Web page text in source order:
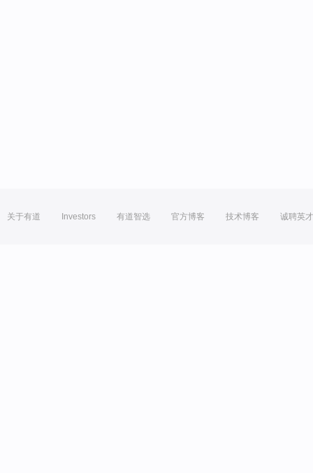
关于有道 Investors 有道智选 官方博客 技术博客 诚聘英才